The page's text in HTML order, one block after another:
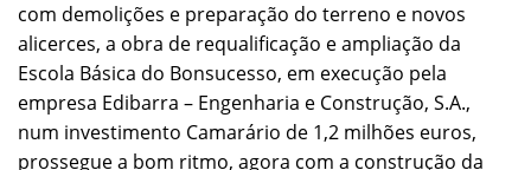
com demolições e preparação do terreno e novos
alicerces, a obra de requalificação e ampliação da
Escola Básica do Bonsucesso, em execução pela
empresa Edibarra – Engenharia e Construção, S.A.,
num investimento Camarário de 1,2 milhões euros,
prossegue a bom ritmo, agora com a construção da